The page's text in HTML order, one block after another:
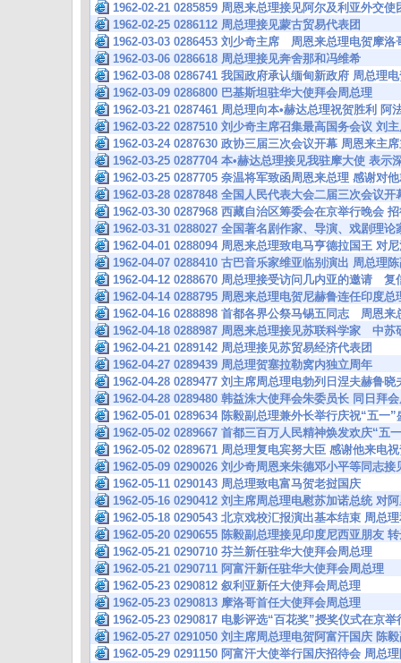
1962-02-21 0285859 周恩来总理接见阿尔及利亚外交使
1962-02-25 0286112 周总理接见蒙古贸易代表团
1962-03-03 0286453 刘少奇主席 周恩来总理电贺摩洛
1962-03-06 0286618 周总理接见奔舍那和冯维希
1962-03-08 0286741 我国政府承认缅甸新政府 周总理
1962-03-09 0286800 巴基斯坦驻华大使拜会周总理
1962-03-21 0287461 周总理向本•赫达总理祝贺胜利 阿
1962-03-22 0287510 刘少奇主席召集最高国务会议 刘
1962-03-24 0287630 政协三届三次会议开幕 周恩来主
1962-03-25 0287704 本•赫达总理接见我驻摩大使 表示
1962-03-25 0287705 奈温将军致函周恩来总理 感谢对
1962-03-28 0287848 全国人民代表大会二届三次会议
1962-03-30 0287968 西藏自治区筹委会在京举行晚会
1962-03-31 0288027 全国著名剧作家、导演、戏剧理
1962-04-01 0288094 周恩来总理致电马亨德拉国王 对
1962-04-07 0288410 古巴音乐家维亚临别演出 周总理
1962-04-12 0288670 周总理接受访问几内亚的邀请 复
1962-04-14 0288795 周恩来总理电贺尼赫鲁连任印度总
1962-04-16 0288898 首都各界公祭马锡五同志 周恩来
1962-04-18 0288987 周恩来总理接见苏联科学家 中苏
1962-04-21 0289142 周总理接见苏贸易经济代表团
1962-04-27 0289439 周总理贺塞拉勒窝内独立周年
1962-04-28 0289477 刘主席周总理电勃列日涅夫赫鲁
1962-04-28 0289480 韩益洙大使拜会朱委员长 同日拜
1962-05-01 0289634 陈毅副总理兼外长举行庆祝“五一
1962-05-02 0289667 首都三百万人民精神焕发欢庆“五
1962-05-02 0289671 周总理复电宾努大臣 感谢他来电
1962-05-09 0290026 刘少奇周恩来朱德邓小平等同志
1962-05-11 0290143 周总理致电富马贺老挝国庆
1962-05-16 0290412 刘主席周总理电慰苏加诺总统 对
1962-05-18 0290543 北京戏校汇报演出基本结束 周总
1962-05-20 0290655 陈毅副总理接见印度尼西亚朋友
1962-05-21 0290710 芬兰新任驻华大使拜会周总理
1962-05-21 0290711 阿富汗新任驻华大使拜会周总理
1962-05-23 0290812 叙利亚新任大使拜会周总理
1962-05-23 0290813 摩洛哥首任大使拜会周总理
1962-05-23 0290817 电影评选“百花奖”授奖仪式在京
1962-05-27 0291050 刘主席周总理电贺阿富汗国庆 陈
1962-05-29 0291150 阿富汗大使举行国庆招待会 周总